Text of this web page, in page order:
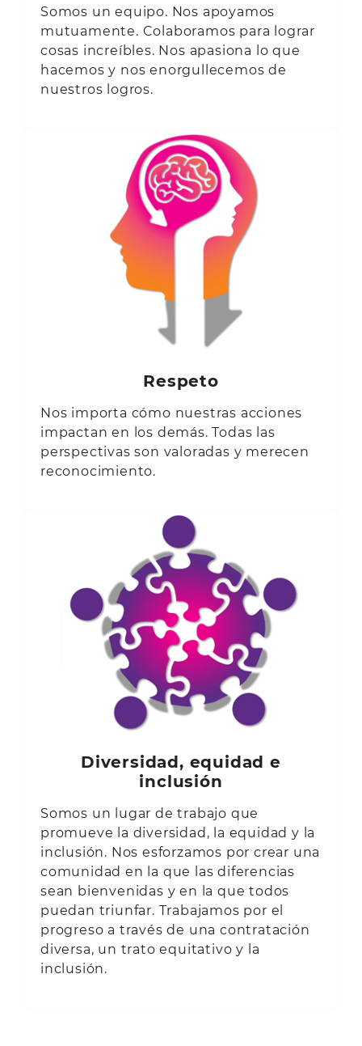
Somos un equipo. Nos apoyamos
mutuamente. Colaboramos para lograr
cosas increíbles. Nos apasiona lo que
hacemos y nos enorgullecemos de
nuestros logros.
Respeto
Nos importa cómo nuestras acciones
impactan en los demás. Todas las
perspectivas son valoradas y merecen
reconocimiento.
Diversidad, equidad e
inclusión
Somos un lugar de trabajo que
promueve la diversidad, la equidad y la
inclusión. Nos esforzamos por crear una
comunidad en la que las diferencias
sean bienvenidas y en la que todos
puedan triunfar. Trabajamos por el
progreso a través de una contratación
diversa, un trato equitativo y la
inclusión.